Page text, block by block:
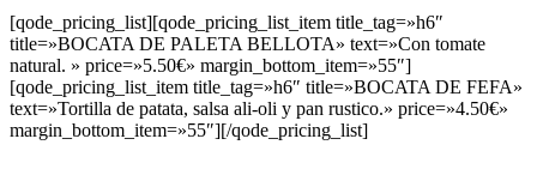
[qode_pricing_list][qode_pricing_list_item title_tag=»h6″
title=»BOCATA DE PALETA BELLOTA» text=»Con tomate
natural. » price=»5.50€» margin_bottom_item=»55″]
[qode_pricing_list_item title_tag=»h6″ title=»BOCATA DE FEFA»
text=»Tortilla de patata, salsa ali-oli y pan rustico.» price=»4.50€»
margin_bottom_item=»55″][/qode_pricing_list]